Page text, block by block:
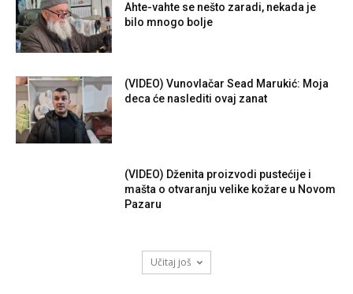
Ahte-vahte se nešto zaradi, nekada je
bilo mnogo bolje
(VIDEO) Vunovlačar Sead Marukić: Moja
deca će naslediti ovaj zanat
(VIDEO) Dženita proizvodi pustećije i
mašta o otvaranju velike kožare u Novom
Pazaru
Učitaj još